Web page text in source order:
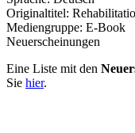
Originaltitel:
Mediengruppe: E-Book
Neuerscheinungen
Eine Liste mit den
Sie hier.